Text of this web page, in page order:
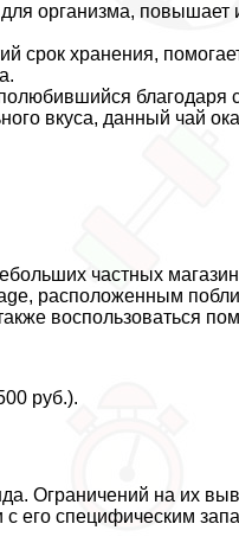
организма, повышает
срок хранения,
благодаря
вкуса, данный чай
частных
расположенным
воспользоваться
руб.).
Ограничений на их
его специфическим